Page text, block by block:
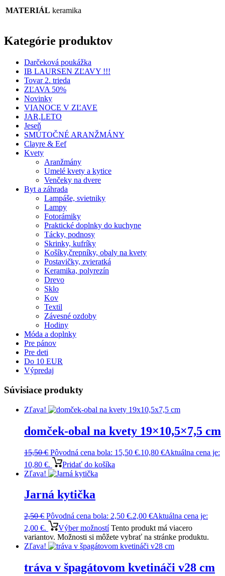
MATERIÁL keramika
Kategórie produktov
Darčeková poukážka
IB LAURSEN ZĽAVY !!!
Tovar 2. trieda
ZĽAVA 50%
Novinky
VIANOCE V ZĽAVE
JAR,LETO
Jeseň
SMÚTOČNÉ ARANŽMÁNY
Clayre & Eef
Kvety
Aranžmány
Umelé kvety a kytice
Venčeky na dvere
Byt a záhrada
Lampáše, svietniky
Lampy
Fotorámiky
Praktické doplnky do kuchyne
Tácky, podnosy
Skrinky, kufríky
Košíky,črepníky, obaly na kvety
Postavičky, zvieratká
Keramika, polyrezín
Drevo
Sklo
Kov
Textil
Závesné ozdoby
Hodiny
Móda a doplnky
Pre pánov
Pre deti
Do 10 EUR
Výpredaj
Súvisiace produkty
Zľava!
domček-obal na kvety 19×10,5×7,5 cm
15,50€ Pôvodná cena bola: 15,50 €.10,80 €Aktuálna cena je:
10,80 €.
Pridať do košíka
Zľava!
Jarná kytička
2,50€ Pôvodná cena bola: 2,50 €.2,00 €Aktuálna cena je:
2,00 €.
Výber možností Tento produkt má viacero
variantov. Možnosti si môžete vybrať na stránke produktu.
Zľava!
tráva v špagátovom kvetináči v28 cm